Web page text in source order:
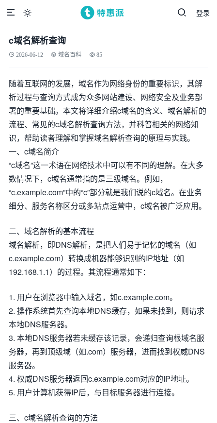
登录

c域名解析查询
2026-06-12 域名百科 85
随着互联网的发展，域名作为网络身份的重要标识，其解
析过程与查询方式成为众多网站建设、网络安全及业务部
署的重要基础。本文将详细介绍c域名的含义、域名解析的
流程、常见的c域名解析查询方法，并科普相关的网络知
识，帮助读者理解和掌握域名解析查询的原理与实践。
一、c域名简介
“c域名”这一术语在网络技术中可以有不同的理解。在大多
数情况下，c域名通常指的是三级域名。例如，
“c.example.com”中的“c”部分就是我们说的c域名。在业务
细分、服务名称区分或多站点运营中，c域名被广泛应用。
二、域名解析的基本流程
域名解析，即DNS解析，是把人们易于记忆的域名（如
c.example.com）转换成机器能够识别的IP地址（如
192.168.1.1）的过程。其流程通常如下：
1. 用户在浏览器中输入域名，如c.example.com。
2. 操作系统首先查询本地DNS缓存，如果未找到，则请求
本地DNS服务器。
3. 本地DNS服务器若未缓存该记录，会递归查询根域名服
务器，再到顶级域（如.com）服务器，进而找到权威DNS
服务器。
4. 权威DNS服务器返回c.example.com对应的IP地址。
5. 用户计算机获得IP后，与目标服务器进行连接。
三、c域名解析查询的方法